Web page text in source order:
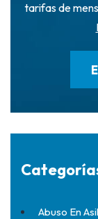
tarifas de
Abuso En